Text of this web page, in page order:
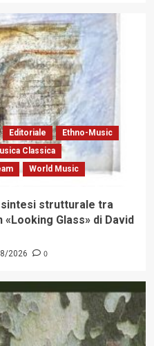
Editoriale
Ethno-Music
Classica
World Music
strutturale tra
Glass» di David
2026 0